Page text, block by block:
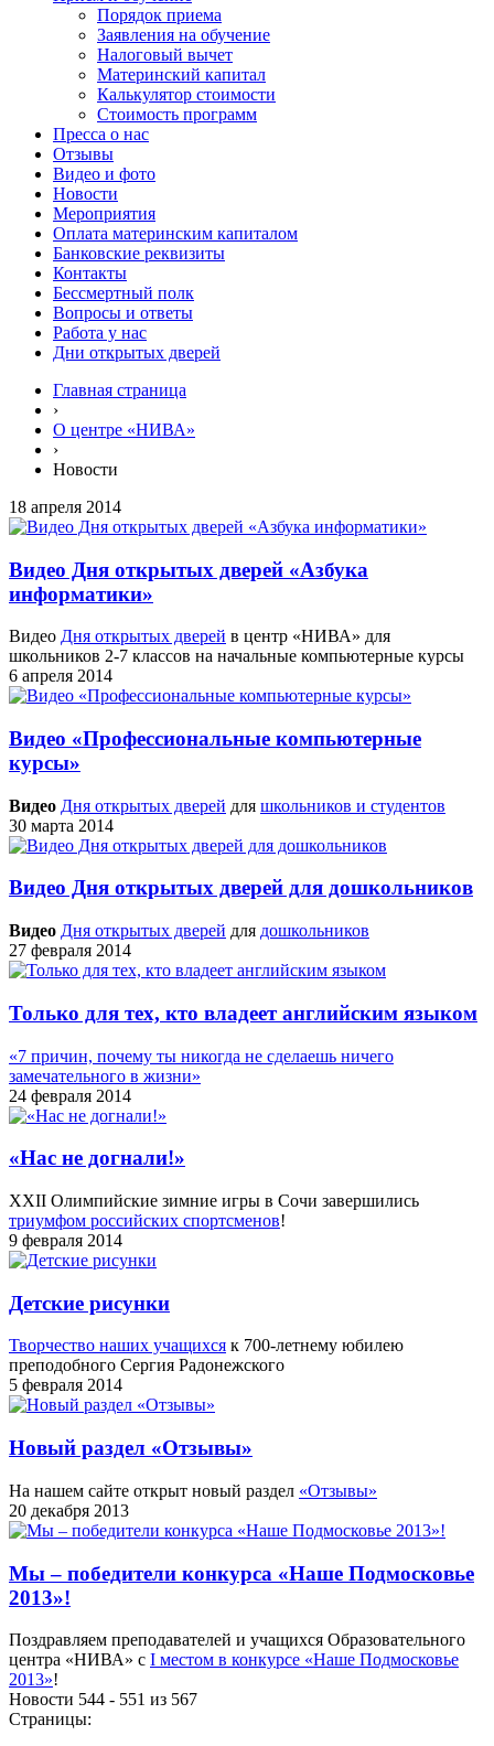
Порядок приема
Заявления на обучение
Налоговый вычет
Материнский капитал
Калькулятор стоимости
Стоимость программ
Пресса о нас
Отзывы
Видео и фото
Новости
Мероприятия
Оплата материнским капиталом
Банковские реквизиты
Контакты
Бессмертный полк
Вопросы и ответы
Работа у нас
Дни открытых дверей
Главная страница
›
О центре «НИВА»
›
Новости
18 апреля 2014
Видео Дня открытых дверей «Азбука
информатики»
Видео Дня открытых дверей в центр «НИВА» для
школьников 2-7 классов на начальные компьютерные курсы
6 апреля 2014
Видео «Профессиональные компьютерные
курсы»
Видео Дня открытых дверей для школьников и студентов
30 марта 2014
Видео Дня открытых дверей для дошкольников
Видео Дня открытых дверей для дошкольников
27 февраля 2014
Только для тех, кто владеет английским языком
«7 причин, почему ты никогда не сделаешь ничего
замечательного в жизни»
24 февраля 2014
«Нас не догнали!»
XXII Олимпийские зимние игры в Сочи завершились
триумфом российских спортсменов!
9 февраля 2014
Детские рисунки
Творчество наших учащихся к 700-летнему юбилею
преподобного Сергия Радонежского
5 февраля 2014
Новый раздел «Отзывы»
На нашем сайте открыт новый раздел «Отзывы»
20 декабря 2013
Мы – победители конкурса «Наше Подмосковье
2013»!
Поздравляем преподавателей и учащихся Образовательного
центра «НИВА» с I местом в конкурсе «Наше Подмосковье
2013»!
Новости 544 - 551 из 567
Страницы: